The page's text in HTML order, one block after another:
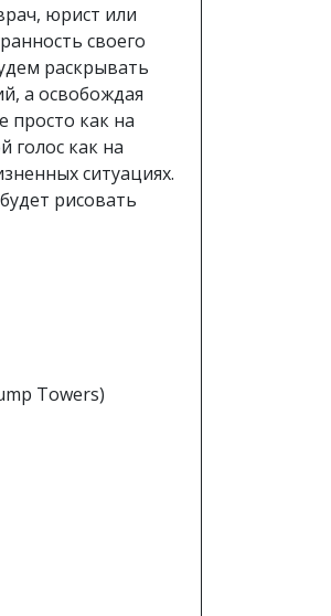
юрист или
своего
раскрывать
а освобождая
просто как на
как на
ситуациях.
рисовать
Towers)